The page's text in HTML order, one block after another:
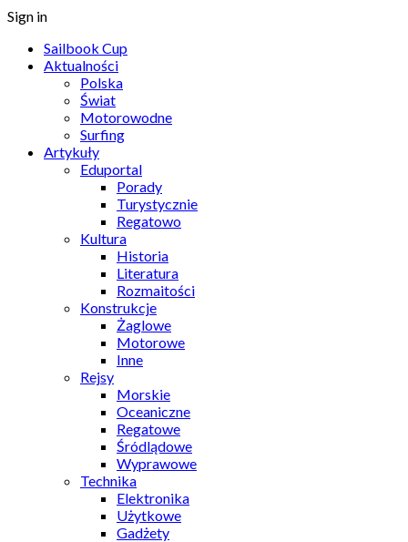
Sign in
Sailbook Cup
Aktualności
Polska
Świat
Motorowodne
Surfing
Artykuły
Eduportal
Porady
Turystycznie
Regatowo
Kultura
Historia
Literatura
Rozmaitości
Konstrukcje
Żaglowe
Motorowe
Inne
Rejsy
Morskie
Oceaniczne
Regatowe
Śródlądowe
Wyprawowe
Technika
Elektronika
Użytkowe
Gadżety